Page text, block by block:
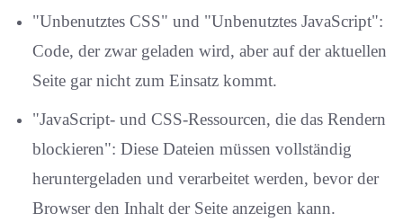
"Unbenutztes CSS" und "Unbenutztes JavaScript":
Code, der zwar geladen wird, aber auf der aktuellen
Seite gar nicht zum Einsatz kommt.
"JavaScript- und CSS-Ressourcen, die das Rendern
blockieren": Diese Dateien müssen vollständig
heruntergeladen und verarbeitet werden, bevor der
Browser den Inhalt der Seite anzeigen kann.